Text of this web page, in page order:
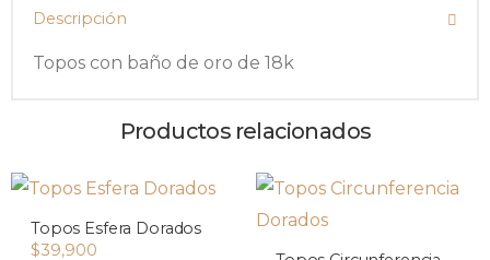
Descripción
Topos con baño de oro de 18k
Productos relacionados
Topos Esfera Dorados
$39,900